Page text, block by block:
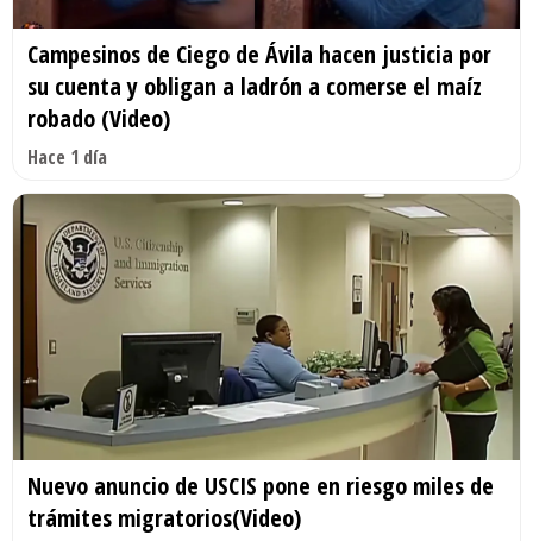
Campesinos de Ciego de Ávila hacen justicia por
su cuenta y obligan a ladrón a comerse el maíz
robado (Video)
Hace 1 día
Nuevo anuncio de USCIS pone en riesgo miles de
trámites migratorios(Video)